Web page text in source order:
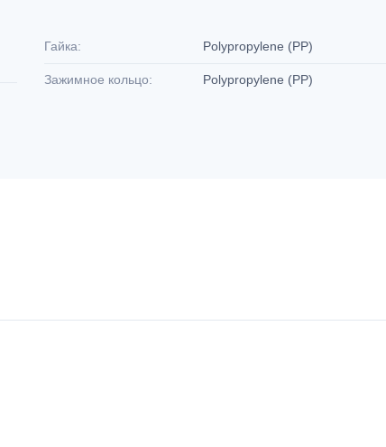
Гайка: Polypropylene (PP)
Зажимное кольцо: Polypropylene (PP)